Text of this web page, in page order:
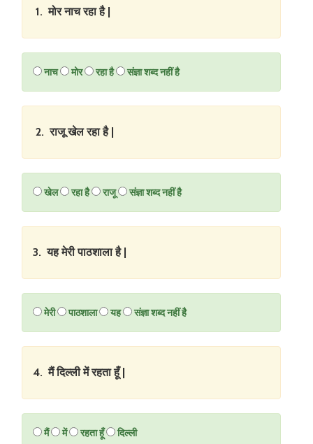
1. मोर नाच रहा है |
नाच मोर रहा है संज्ञा शब्द नहीं है
2. राजू खेल रहा है |
खेल रहा है राजू संज्ञा शब्द नहीं है
3. यह मेरी पाठशाला है |
मेरी पाठशाला यह संज्ञा शब्द नहीं है
4. मैं दिल्ली में रहता हूँ |
मैं में रहता हूँ दिल्ली